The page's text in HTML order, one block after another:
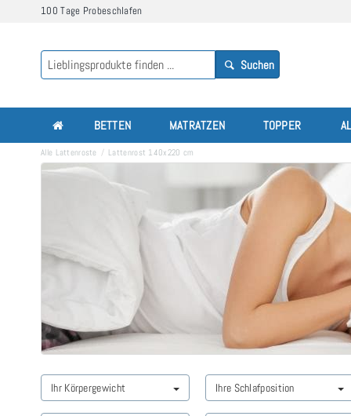
100 Tage Probeschlafen
Suchen
BETTEN MATRATZEN TOPPER
Alle Lattenroste Lattenrost 140x220 cm
Ihr Körpergewicht Ihre Schlafposition